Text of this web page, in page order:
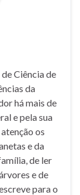
Ciência de
da
há mais de
e pela sua
os
e da
de ler
e de
para o